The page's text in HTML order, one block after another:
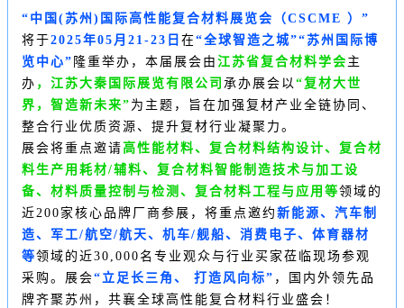
“中国(苏州)国际高性能复合材料展览会（ CSCME ）”
将于2025年05月21-23日 在“全球智造之城”“苏州国际博
览中心” 隆重举办，本届展会 由 江苏省复合材料学会 主
办 ，江苏大秦国际展览有限公司 承办展会 以 “复材大世
界，智造新未来” 为主题，旨在加强复材产业全链协同、
整合行业优质资源、提升复材行业凝聚力。
展会将重点邀请 高性能材料、复合材料结构设计、复合材
料生产用耗材/辅料、复合材料智能制造技术与加工设
备、材料质量控制与检测、复合材料工程与应用等领域的
近200家核心品牌厂商参展，将重点邀约 新能源、汽车制
造、军工/航空/航天、机车/舰船、消费电子、体育器材
等领域的近30,000名专业观众与行业买家莅临现场参观
采购。展会“立足长三角、 打造风向标” ，国内外领先品
牌齐聚苏州，共襄全球高性能复合材料行业盛会！